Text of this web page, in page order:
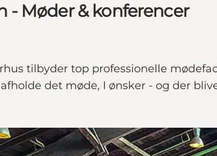
- Møder & konferencer
tilbyder top professionelle
det møde, I ønsker - og der